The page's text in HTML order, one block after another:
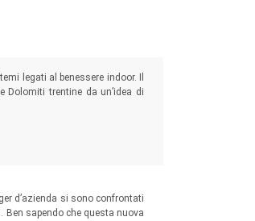
legati al benessere indoor. Il
Dolomiti trentine da un’idea di
d’azienda si sono confrontati
sapendo che questa nuova